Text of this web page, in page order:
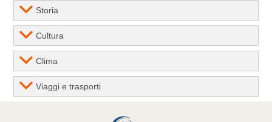
Storia
Cultura
Clima
Viaggi e trasporti